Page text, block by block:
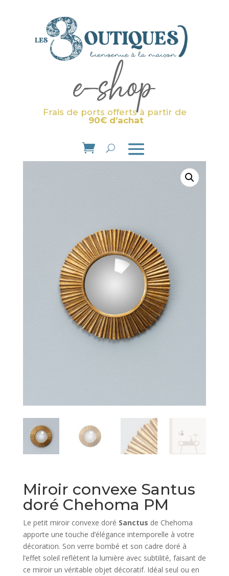
e-shop
Frais de ports offerts à partir de
90€ d’achat
Miroir convexe Santus
doré Chehoma PM
Le petit miroir convexe doré Sanctus de Chehoma
apporte une touche d’élégance intemporelle à votre
décoration. Son verre bombé et son cadre doré à
l’effet soleil reflètent la lumière avec subtilité, faisant de
ce miroir un véritable objet décoratif. Idéal seul ou en